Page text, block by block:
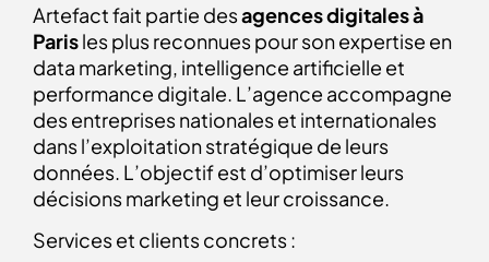
Artefact fait partie desagences digitales à
Parisles plus reconnues pour son expertise en
data marketing, intelligence artificielle et
performance digitale. L’agence accompagne
des entreprises nationales et internationales
dans l’exploitation stratégique de leurs
données. L’objectif est d’optimiser leurs
décisions marketing et leur croissance.
Services et clients concrets :